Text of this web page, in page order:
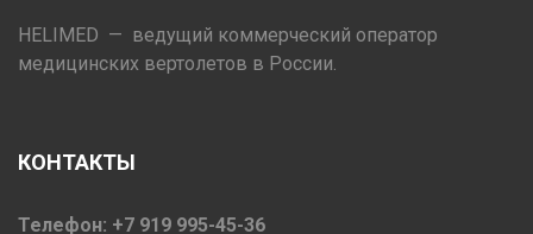
HELIMED — ведущий коммерческий оператор
медицинских вертолетов в России.
КОНТАКТЫ
Телефон: +7 919 995-45-36